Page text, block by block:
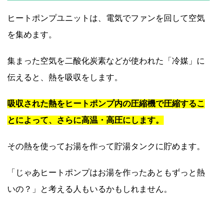
ヒートポンプユニットは、電気でファンを回して空気
を集めます。
集まった空気を二酸化炭素などが使われた「冷媒」に
伝えると、熱を吸収をします。
吸収された熱をヒートポンプ内の圧縮機で圧縮するこ
とによって、さらに高温・高圧にします。
その熱を使ってお湯を作って貯湯タンクに貯めます。
「じゃあヒートポンプはお湯を作ったあともずっと熱
いの？」と考える人もいるかもしれません。